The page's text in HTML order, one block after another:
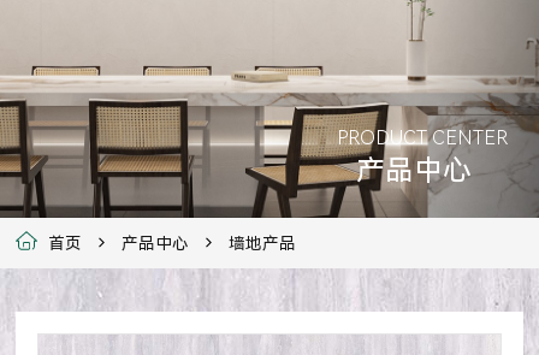
PRODUCT CENTER
产品中心
首页 产品中心 墙地产品